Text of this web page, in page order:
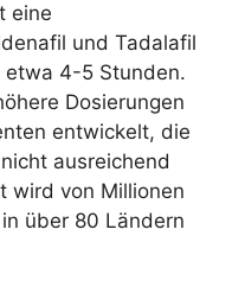
eine
und Tadalafil
4-5 Stunden.
Dosierungen
entwickelt, die
ausreichend
wird von Millionen
über 80 Ländern